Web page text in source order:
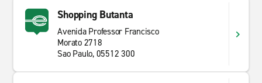
Shopping Butanta
Avenida Professor Francisco
Morato 2718
Sao Paulo, 05512 300